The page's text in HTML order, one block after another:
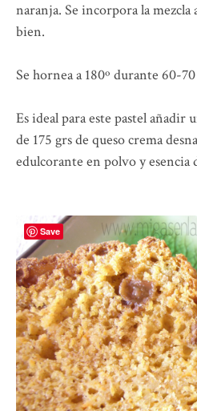
naranja. Se incorpora la mezcla
bien.
Se hornea a 180º durante 60-
Es ideal para este pastel añadir
de 175 grs de queso crema
edulcorante en polvo y esencia
Save